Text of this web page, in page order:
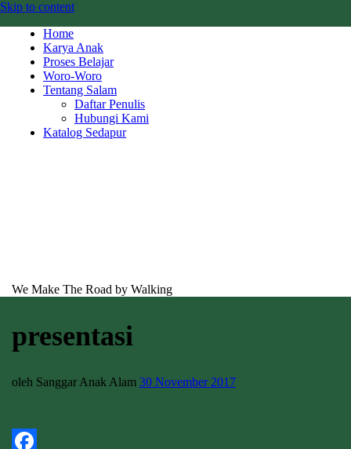
Skip to content
Home
Karya Anak
Proses Belajar
Woro-Woro
Tentang Salam
Daftar Penulis
Hubungi Kami
Katalog Sedapur
We Make The Road by Walking
presentasi
oleh Sanggar Anak Alam 30 November 2017